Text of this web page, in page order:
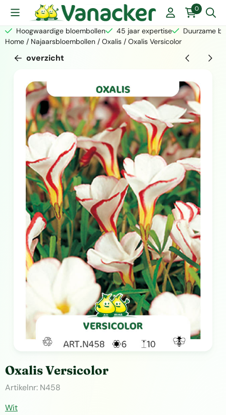
Cookievoorkeuren zijn momenteel gesloten. 0
Hoogwaardige bloembollen 45 jaar expertise
Duurzame
Home / Najaarsbloembollen / Oxalis / Oxalis Versicolor
overzicht
Oxalis Versicolor
Artikelnr: N458
Wit